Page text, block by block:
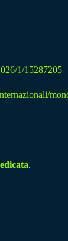
1/15287205
.